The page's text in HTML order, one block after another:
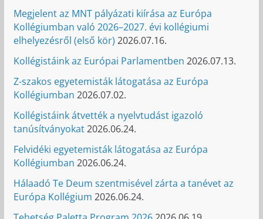
Megjelent az MNT pályázati kiírása az Európa
Kollégiumban való 2026–2027. évi kollégiumi
elhelyezésről (első kör) 2026.07.16.
Kollégistáink az Európai Parlamentben 2026.07.13.
Z-szakos egyetemisták látogatása az Európa
Kollégiumban 2026.07.02.
Kollégistáink átvették a nyelvtudást igazoló
tanúsítványokat2026.06.24.
Felvidéki egyetemisták látogatása az Európa
Kollégiumban 2026.06.24.
Hálaadó Te Deum szentmisével zárta a tanévet az
Európa Kollégium 2026.06.24.